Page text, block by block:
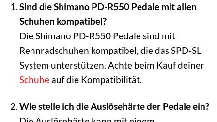
Sind die Shimano PD-R550 Pedale mit allen
Schuhen kompatibel?
Die Shimano PD-R550 Pedale sind mit
Rennradschuhen kompatibel, die das SPD-SL
System unterstützen. Achte beim Kauf deiner
Schuheauf die Kompatibilität.
Wie stelle ich die Auslösehärte der Pedale ein?